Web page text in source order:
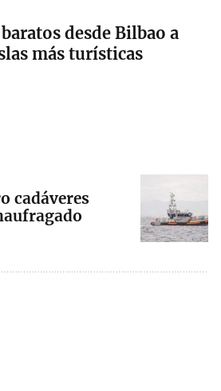
desde Bilbao a
más turísticas
cadáveres